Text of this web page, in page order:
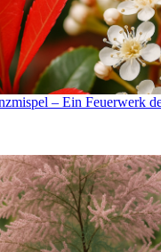
– Ein Feuerwerk